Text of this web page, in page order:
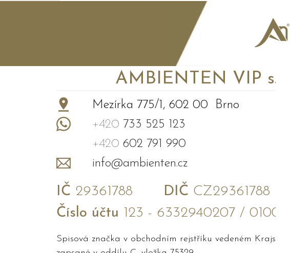
AMBIENTEN VIP s.r.o.
Mezírka 775/1, 602 00 Brno
+420 733 525 123
+420 602 791 990
info@ambienten.cz
IČ 29361788 DIČ CZ29361788
Číslo účtu 123 - 6332940207 / 0100
Spisová značka v obchodním rejstříku vedeném